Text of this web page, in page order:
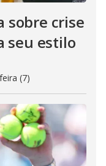
sobre crise
seu estilo
(7)